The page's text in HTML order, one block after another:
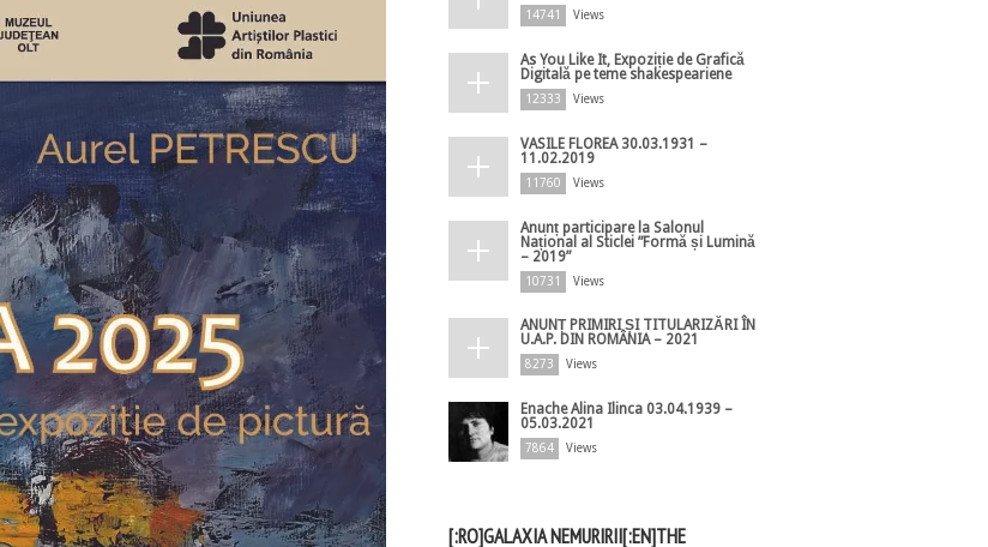
14741 Views
As You Like It, Expoziție de Grafică
Digitală pe teme shakespeariene
12333 Views
VASILE FLOREA 30.03.1931 –
11.02.2019
11760 Views
Anunț participare la Salonul
Național al Sticlei ”Formă și Lumină
– 2019”
10731 Views
ANUNȚ PRIMIRI ȘI TITULARIZĂRI ÎN
U.A.P. DIN ROMÂNIA – 2021
8273 Views
Enache Alina Ilinca 03.04.1939 –
05.03.2021
7864 Views
[:RO]GALAXIA NEMURIRII[:EN]THE